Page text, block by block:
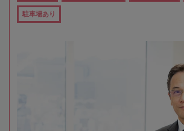
駐車場あり